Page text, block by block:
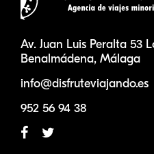
Av. Juan Luis Peralta 53
Benalmádena, Málaga
info@disfruteviajando.es
952 56 94 38